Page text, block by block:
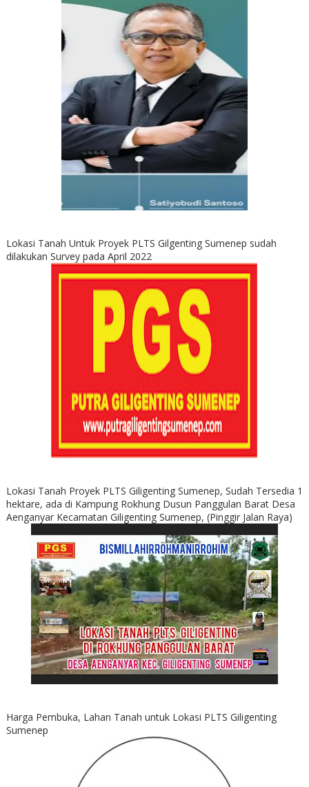
Lokasi Tanah Untuk Proyek PLTS Gilgenting Sumenep sudah
dilakukan Survey pada April 2022
Lokasi Tanah Proyek PLTS Giligenting Sumenep, Sudah Tersedia 1
hektare, ada di Kampung Rokhung Dusun Panggulan Barat Desa
Aenganyar Kecamatan Giligenting Sumenep, (Pinggir Jalan Raya)
Harga Pembuka, Lahan Tanah untuk Lokasi PLTS Giligenting
Sumenep